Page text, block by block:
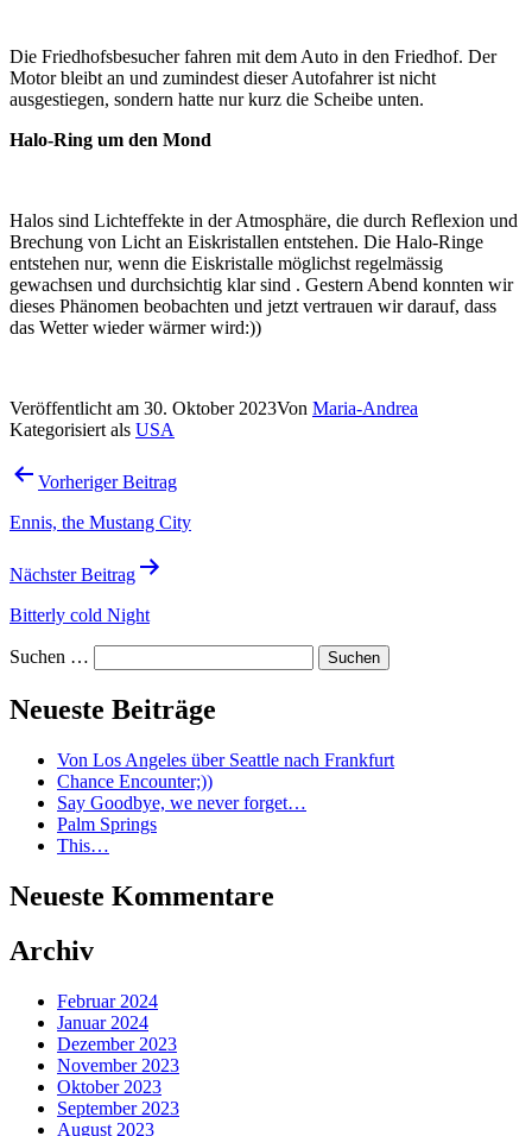
Die Friedhofsbesucher fahren mit dem Auto in den Friedhof. Der
Motor bleibt an und zumindest dieser Autofahrer ist nicht
ausgestiegen, sondern hatte nur kurz die Scheibe unten.
Halo-Ring um den Mond
Halos sind Lichteffekte in der Atmosphäre, die durch Reflexion und
Brechung von Licht an Eiskristallen entstehen. Die Halo-Ringe
entstehen nur, wenn die Eiskristalle möglichst regelmässig
gewachsen und durchsichtig klar sind . Gestern Abend konnten wir
dieses Phänomen beobachten und jetzt vertrauen wir darauf, dass
das Wetter wieder wärmer wird:))
Veröffentlicht am 30. Oktober 2023Von Maria-Andrea
Kategorisiert als USA
Beitragsnavigation
Vorheriger Beitrag
Ennis, the Mustang City
Nächster Beitrag
Bitterly cold Night
Suchen …
Neueste Beiträge
Von Los Angeles über Seattle nach Frankfurt
Chance Encounter;))
Say Goodbye, we never forget…
Palm Springs
This…
Neueste Kommentare
Archiv
Februar 2024
Januar 2024
Dezember 2023
November 2023
Oktober 2023
September 2023
August 2023